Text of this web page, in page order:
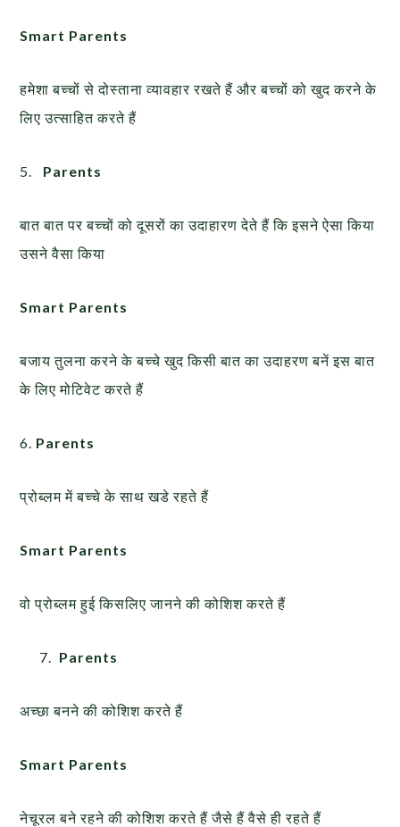
Smart Parents
हमेशा बच्चों से दोस्ताना व्यावहार रखते हैं और बच्चों को खुद करने के
लिए उत्साहित करते हैं
5. Parents
बात बात पर बच्चों को दूसरों का उदाहारण देते हैं कि इसने ऐसा किया
उसने वैसा किया
Smart Parents
बजाय तुलना करने के बच्चे खुद किसी बात का उदाहरण बनें इस बात
के लिए मोटिवेट करते हैं
6. Parents
प्रोब्लम में बच्चे के साथ खडे रहते हैं
Smart Parents
वो प्रोब्लम हुई किसलिए जानने की कोशिश करते हैं
Parents
अच्छा बनने की कोशिश करते हैं
Smart Parents
नेचूरल बने रहने की कोशिश करते हैं जैसे हैं वैसे ही रहते हैं